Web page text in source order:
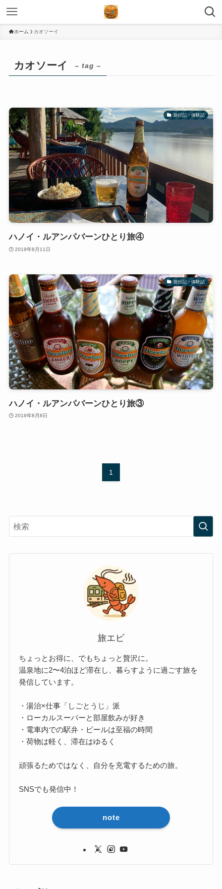
ホーム カオソーイ
カオソーイ – tag –
旅行記・体験記
ハノイ・ルアンパバーンひとり旅④
2019年8月11日
旅行記・体験記
ハノイ・ルアンパバーンひとり旅③
2019年8月8日
1
旅エビ
ちょっとお得に、でもちょっと贅沢に。
温泉地に2〜4泊ほど滞在し、暮らすように過ごす旅を
発信しています。
・湯治×仕事「しごとうじ」派
・ローカルスーパーと部屋飲みが好き
・電車内での駅弁・ビールは至福の時間
・荷物は軽く、滞在はゆるく
頑張るためではなく、自分を充電するための旅。
SNSでも発信中！
note